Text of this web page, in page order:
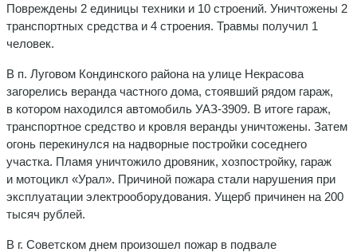
Повреждены 2 единицы техники и 10 строений. Уничтожены 2
транспортных средства и 4 строения. Травмы получил 1
человек.
В п. Луговом Кондинского района на улице Некрасова
загорелись веранда частного дома, стоявший рядом гараж,
в котором находился автомобиль УАЗ-3909. В итоге гараж,
транспортное средство и кровля веранды уничтожены. Затем
огонь перекинулся на надворные постройки соседнего
участка. Пламя уничтожило дровяник, хозпостройку, гараж
и мотоцикл «Урал». Причиной пожара стали нарушения при
эксплуатации электрооборудования. Ущерб причинен на 200
тысяч рублей.
В г. Советском днем произошел пожар в подвале